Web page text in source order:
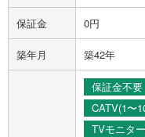
保証金 0円
築年月 築42年
保証金不要
CATV(1〜
TVモニタ